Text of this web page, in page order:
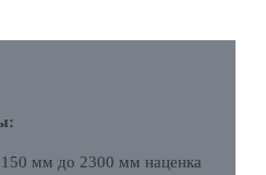
мм до 2300 мм наценка